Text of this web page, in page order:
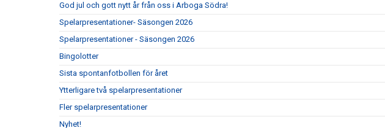
God jul och gott nytt år från oss i Arboga Södra!
Spelarpresentationer- Säsongen 2026
Spelarpresentationer - Säsongen 2026
Bingolotter
Sista spontanfotbollen för året
Ytterligare två spelarpresentationer
Fler spelarpresentationer
Nyhet!